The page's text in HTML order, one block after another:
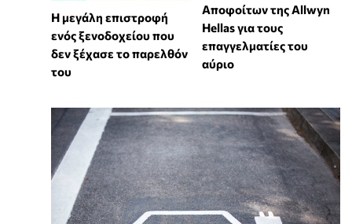
Η μεγάλη επιστροφή
ενός ξενοδοχείου που
δεν ξέχασε το παρελθόν
του
Αποφοίτων της Allwyn
Hellas για τους
επαγγελματίες του
αύριο